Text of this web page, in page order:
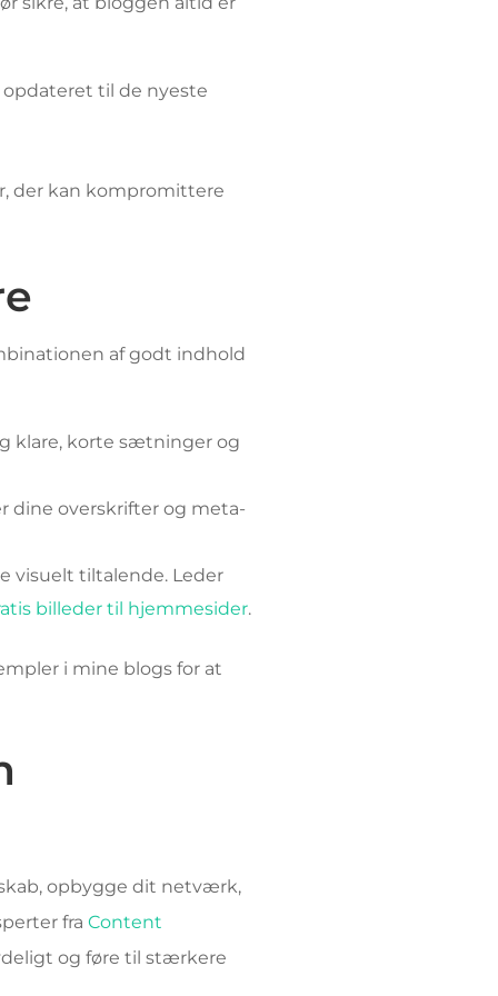
opdateret til de nyeste
der kan kompromittere
af godt indhold
klare, korte sætninger og
dine overskrifter og meta-
visuelt tiltalende. Leder
billeder til hjemmesider.
i mine blogs for at
opbygge dit netværk,
fra Content
og føre til stærkere